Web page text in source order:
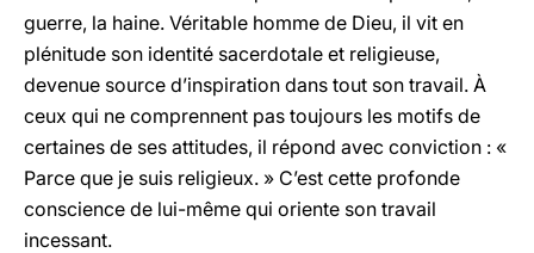
guerre, la haine. Véritable homme de Dieu, il vit en
plénitude son identité sacerdotale et religieuse,
devenue source d’inspiration dans tout son travail. À
ceux qui ne comprennent pas toujours les motifs de
certaines de ses attitudes, il répond avec conviction : «
Parce que je suis religieux. » C’est cette profonde
conscience de lui-même qui oriente son travail
incessant.